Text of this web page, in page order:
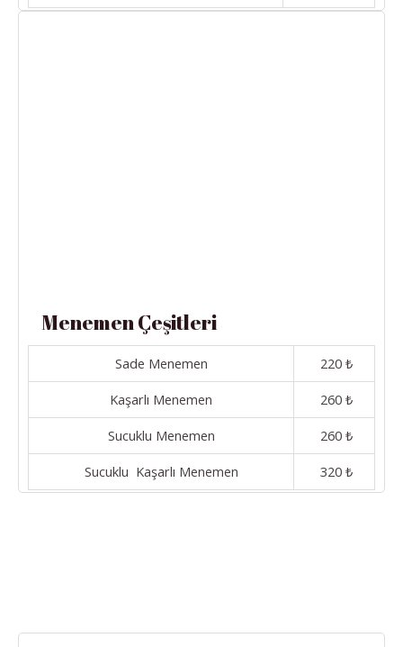
Menemen Çeşitleri
Sade Menemen
220 ₺
Kaşarlı Menemen
260 ₺
Sucuklu Menemen
260 ₺
Sucuklu Kaşarlı Menemen
320 ₺